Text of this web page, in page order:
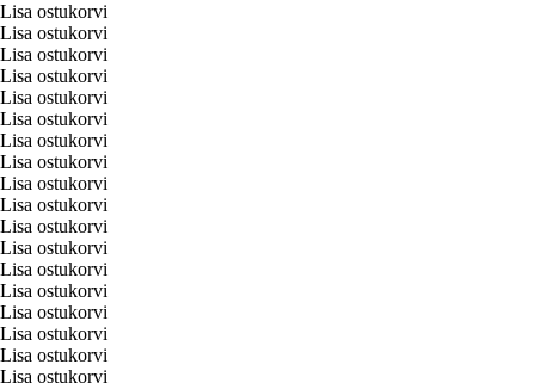
Lisa ostukorvi
Lisa ostukorvi
Lisa ostukorvi
Lisa ostukorvi
Lisa ostukorvi
Lisa ostukorvi
Lisa ostukorvi
Lisa ostukorvi
Lisa ostukorvi
Lisa ostukorvi
Lisa ostukorvi
Lisa ostukorvi
Lisa ostukorvi
Lisa ostukorvi
Lisa ostukorvi
Lisa ostukorvi
Lisa ostukorvi
Lisa ostukorvi